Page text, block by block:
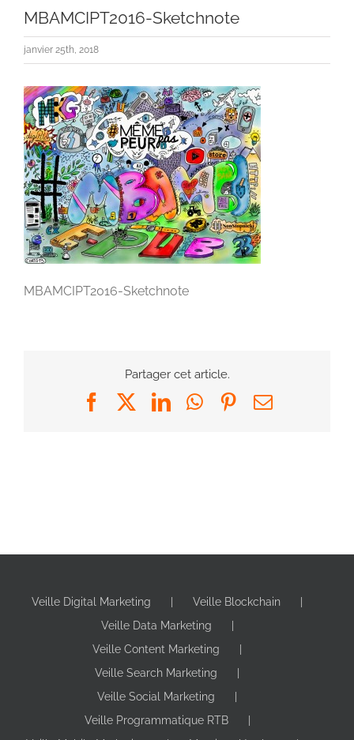
MBAMCIPT2016-Sketchnote
janvier 25th, 2018
MBAMCIPT2016-Sketchnote
Partager cet article.
FacebookLinkedInWhatsApp
Pinterest
Email
Veille Digital Marketing
Veille Blockchain
Veille Data Marketing
Veille Content Marketing
Veille Search Marketing
Veille Social Marketing
Veille Programmatique RTB